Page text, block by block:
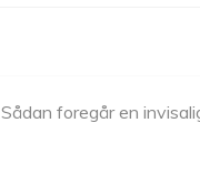
Sådan foregår en